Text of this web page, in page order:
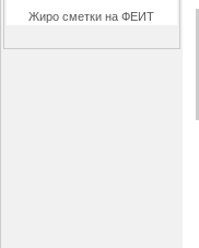
Жиро сметки на ФЕИТ